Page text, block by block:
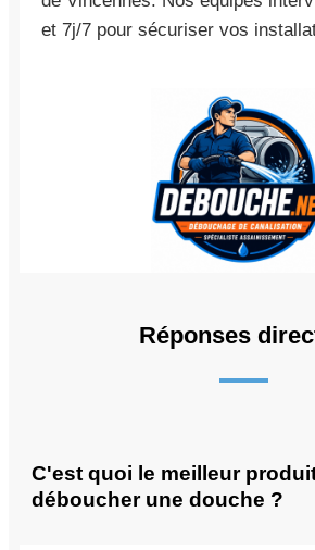
et 7j/7 pour sécuriser vos
Réponses
C'est quoi le meilleur
déboucher une douche ?